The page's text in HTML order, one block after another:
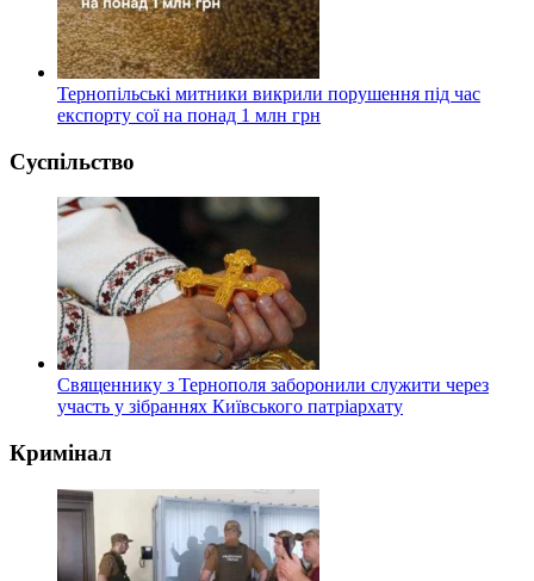
Тернопільські митники викрили порушення під час
експорту сої на понад 1 млн грн
Суспільство
Священнику з Тернополя заборонили служити через
участь у зібраннях Київського патріархату
Кримінал